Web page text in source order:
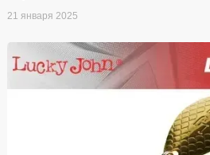
21 января 2025